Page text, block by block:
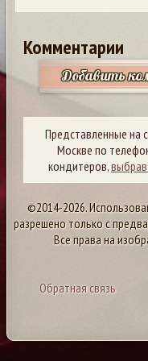
Комментарии
Добавить
Представленные на
Москве по
кондитеров,выбрав
©2014-2026.
разрешено только с
Все права на
Обратная связь